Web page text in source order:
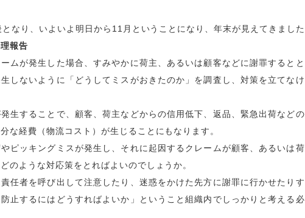
なり、いよいよ明日から11月ということになり、年末が見えてきました
報告
ムが発生した場合、すみやかに荷主、あるいは顧客などに謝罪すると
しないように「どうしてミスがおきたのか」を調査し、対策を立てなけ
生することで、顧客、荷主などからの信用低下、返品、緊急出荷など
な経費（物流コスト）が生じることにもなります。
ピッキングミスが発生し、それに起因するクレームが顧客、あるいは
のような対応策をとればよいのでしょうか。
任者を呼び出して注意したり、迷惑をかけた先方に謝罪に行かせたり
止するにはどうすればよいか」ということ組織内でしっかりと考える必